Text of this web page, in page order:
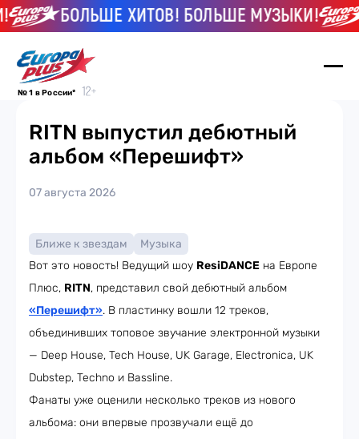
БОЛЬШЕ ХИТОВ! БОЛЬШЕ МУЗЫКИ!
№ 1 в России*
RITN выпустил дебютный
альбом «Перешифт»
07 августа 2026
Ближе к звездам
Музыка
Вот это новость! Ведущий шоу ResiDANCE на Европе
Плюс, RITN, представил свой дебютный альбом
«Перешифт». В пластинку вошли 12 треков,
объединивших топовое звучание электронной музыки
— Deep House, Tech House, UK Garage, Electronica, UK
Dubstep, Techno и Bassline.
Фанаты уже оценили несколько треков из нового
альбома: они впервые прозвучали ещё до